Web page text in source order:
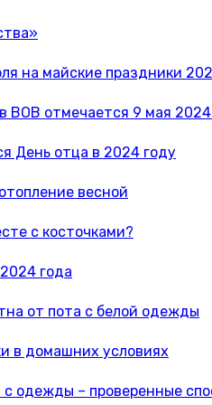
на майские праздники
ВОВ отмечается 9 мая 2024
День отца в 2024 году
весной
с косточками?
года
от пота с белой одежды
в домашних условиях
с одежды – проверенные